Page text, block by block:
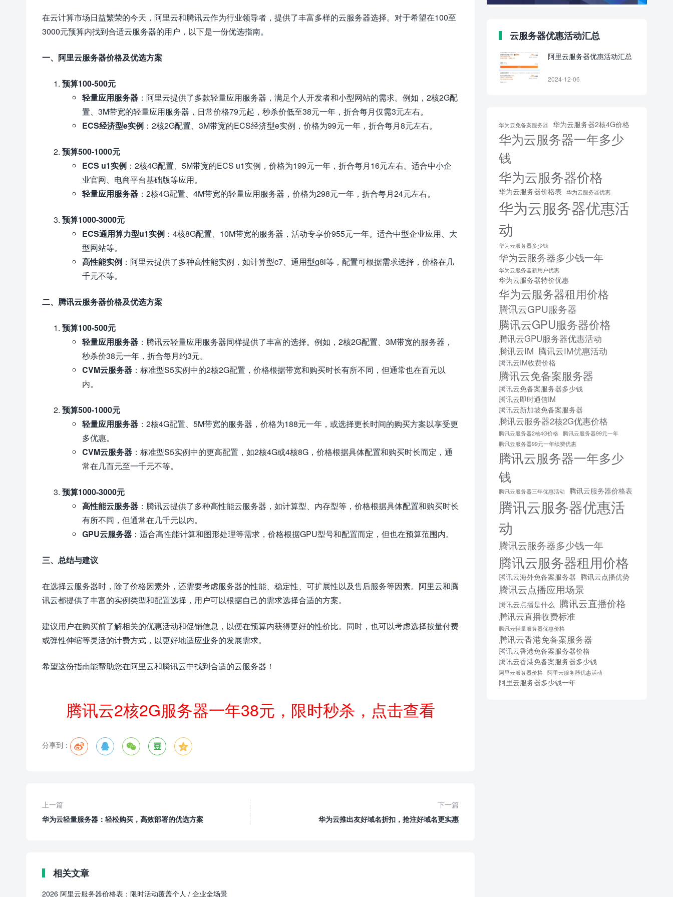
在云计算市场日益繁荣的今天，阿里云和腾讯云作为行业领导者，提供了丰富多样的云服务器选择。对于希望在100至
3000元预算内找到合适云服务器的用户，以下是一份优选指南。
一、阿里云服务器价格及优选方案
预算100-500元
轻量应用服务器 ：阿里云提供了多款轻量应用服务器，满足个人开发者和小型网站的需求。例如，2核2G配
置、3M带宽的轻量应用服务器，日常价格79元起，秒杀价低至38元一年，折合每月仅需3元左右。
ECS经济型e实例 ：2核2G配置、3M带宽的ECS经济型e实例，价格为99元一年，折合每月8元左右。
预算500-1000元
ECS u1实例 ：2核4G配置、5M带宽的ECS u1实例，价格为199元一年，折合每月16元左右。适合中小企
业官网、电商平台基础版等应用。
轻量应用服务器 ：2核4G配置、4M带宽的轻量应用服务器，价格为298元一年，折合每月24元左右。
预算1000-3000元
ECS通用算力型u1实例 ：4核8G配置、10M带宽的服务器，活动专享价955元一年。适合中型企业应用、大
型网站等。
高性能实例 ：阿里云提供了多种高性能实例，如计算型c7、通用型g8i等，配置可根据需求选择，价格在几
千元不等。
二、腾讯云服务器价格及优选方案
预算100-500元
轻量应用服务器 ：腾讯云轻量应用服务器同样提供了丰富的选择。例如，2核2G配置、3M带宽的服务器，
秒杀价38元一年，折合每月约3元。
CVM云服务器 ：标准型S5实例中的2核2G配置，价格根据带宽和购买时长有所不同，但通常也在百元以
内。
预算500-1000元
轻量应用服务器 ：2核4G配置、5M带宽的服务器，价格为188元一年，或选择更长时间的购买方案以享受更
多优惠。
CVM云服务器 ：标准型S5实例中的更高配置，如2核4G或4核8G，价格根据具体配置和购买时长而定，通
常在几百元至一千元不等。
预算1000-3000元
高性能云服务器 ：腾讯云提供了多种高性能云服务器，如计算型、内存型等，价格根据具体配置和购买时长
有所不同，但通常在几千元以内。
GPU云服务器 ：适合高性能计算和图形处理等需求，价格根据GPU型号和配置而定，但也在预算范围内。
三、总结与建议
在选择云服务器时，除了价格因素外，还需要考虑服务器的性能、稳定性、可扩展性以及售后服务等因素。阿里云和腾
讯云都提供了丰富的实例类型和配置选择，用户可以根据自己的需求选择合适的方案。
建议用户在购买前了解相关的优惠活动和促销信息，以便在预算内获得更好的性价比。同时，也可以考虑选择按量付费
或弹性伸缩等灵活的计费方式，以更好地适应业务的发展需求。
希望这份指南能帮助您在阿里云和腾讯云中找到合适的云服务器！
腾讯云2核2G服务器一年38元，限时秒杀，点击查看
分享到：     
上一篇
华为云轻量服务器：轻松购买，高效部署的优选方案
下一篇
华为云推出友好域名折扣，抢注好域名更实惠
相关文章
2026 阿里云服务器价格表：限时活动覆盖个人 / 企业全场景
云服务器优惠活动汇总
阿里云服务器优惠活动汇总
2024-12-06
华为云免备案服务器 华为云服务器2核4G价格
华为云服务器一年多少
钱
华为云服务器价格
华为云服务器价格表 华为云服务器优惠
华为云服务器优惠活
动
华为云服务器多少钱
华为云服务器多少钱一年
华为云服务器新用户优惠
华为云服务器特价优惠
华为云服务器租用价格
腾讯云GPU服务器
腾讯云GPU服务器价格
腾讯云GPU服务器优惠活动
腾讯云IM 腾讯云IM优惠活动
腾讯云IM收费价格
腾讯云免备案服务器
腾讯云免备案服务器多少钱
腾讯云即时通信IM
腾讯云新加坡免备案服务器
腾讯云服务器2核2G优惠价格
腾讯云服务器2核4G价格
腾讯云服务器99元一年
腾讯云服务器99元一年续费优惠
腾讯云服务器一年多少
钱
腾讯云服务器三年优惠活动 腾讯云服务器价格表
腾讯云服务器优惠活
动
腾讯云服务器多少钱一年
腾讯云服务器租用价格
腾讯云海外免备案服务器 腾讯云点播优势
腾讯云点播应用场景
腾讯云点播是什么 腾讯云直播价格
腾讯云直播收费标准
腾讯云轻量服务器优惠价格
腾讯云香港免备案服务器
腾讯云香港免备案服务器价格
腾讯云香港免备案服务器多少钱
阿里云服务器价格 阿里云服务器优惠活动
阿里云服务器多少钱一年